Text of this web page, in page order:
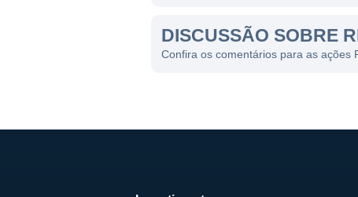
Além disso, a RLI se
DISCUSSÃO SOBRE
Confira os comentários para as ações